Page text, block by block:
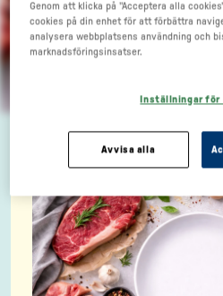
Kassler
spenat
Genom att klicka på "Acceptera alla
cookies på din enhet för att förbättra
analysera webbplatsens användning och
marknadsföringsinsatser.
Inställningar för
Avvisa alla